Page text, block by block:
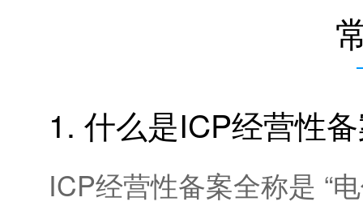
1. 什么是ICP经营性
ICP经营性备案全称是 “